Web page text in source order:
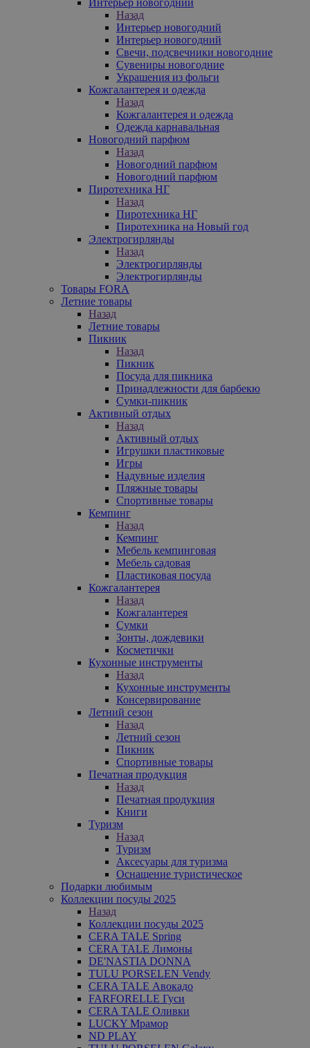
Назад
Интерьер новогодний
Интерьер новогодний
Свечи, подсвечники новогодние
Сувениры новогодние
Украшения из фольги
Кожгалантерея и одежда
Назад
Кожгалантерея и одежда
Одежда карнавальная
Новогодний парфюм
Назад
Новогодний парфюм
Новогодний парфюм
Пиротехника НГ
Назад
Пиротехника НГ
Пиротехника на Новый год
Электрогирлянды
Назад
Электрогирлянды
Электрогирлянды
Товары FORA
Летние товары
Назад
Летние товары
Пикник
Назад
Пикник
Посуда для пикника
Принадлежности для барбекю
Сумки-пикник
Активный отдых
Назад
Активный отдых
Игрушки пластиковые
Игры
Надувные изделия
Пляжные товары
Спортивные товары
Кемпинг
Назад
Кемпинг
Мебель кемпинговая
Мебель садовая
Пластиковая посуда
Кожгалантерея
Назад
Кожгалантерея
Сумки
Зонты, дождевики
Косметички
Кухонные инструменты
Назад
Кухонные инструменты
Консервирование
Летний сезон
Назад
Летний сезон
Пикник
Спортивные товары
Печатная продукция
Назад
Печатная продукция
Книги
Туризм
Назад
Туризм
Аксесуары для туризма
Оснащение туристическое
Подарки любимым
Коллекции посуды 2025
Назад
Коллекции посуды 2025
CERA TALE Spring
CERA TALE Лимоны
DE'NASTIA DONNA
TULU PORSELEN Vendy
CERA TALE Авокадо
FARFORELLE Гуси
CERA TALE Оливки
LUCKY Мрамор
ND PLAY